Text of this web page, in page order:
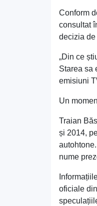
Conform
consultat
decizia
„Din ce
Starea sa
emisiuni
Un
Traian
și 2014,
nume
oficiale